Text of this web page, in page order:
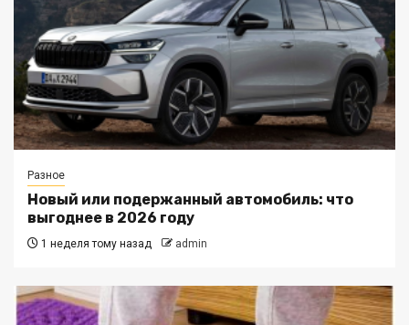
Разное
Новый или подержанный автомобиль: что
выгоднее в 2026 году
1 неделя тому назад admin